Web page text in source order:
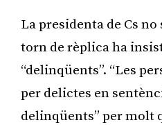
La presidenta de Cs
torn de rèplica ha
“delinqüents”. “Les
per delictes en
delinqüents” per molt